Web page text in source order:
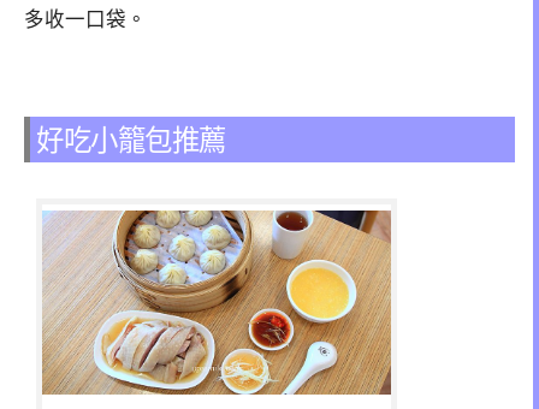
多收一口袋。
好吃小籠包推薦